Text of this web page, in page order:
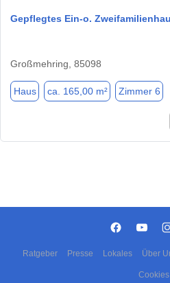
Gepflegtes Ein-o.
Großmehring, 85098
Haus ca. 165,00 m² Zimmer 6
Ratgeber Presse Lokales Über
Cookies